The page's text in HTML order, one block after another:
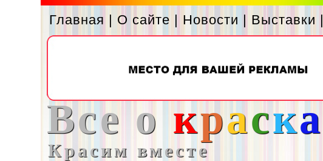
Главная | О сайте | Новости | Выставки |
Все о краска
Красим вместе